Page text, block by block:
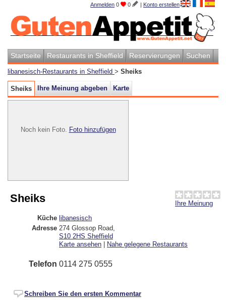
Anmelden 0 0 | Konto erstellen
Startseite Restaurants in Sheffield Reservierungen Suchen
libanesisch-Restaurants in Sheffield > Sheiks
Sheiks Ihre Meinung abgeben Karte
Noch kein Foto. Foto hinzufügen
Ihre Meinung
Sheiks
Küche libanesisch
Adresse 274 Glossop Road
S10 2HS Sheffield
Karte ansehen | Nahe gelegene Restaurants
Telefon 0114 275 0555
Schreiben Sie den ersten Kommentar